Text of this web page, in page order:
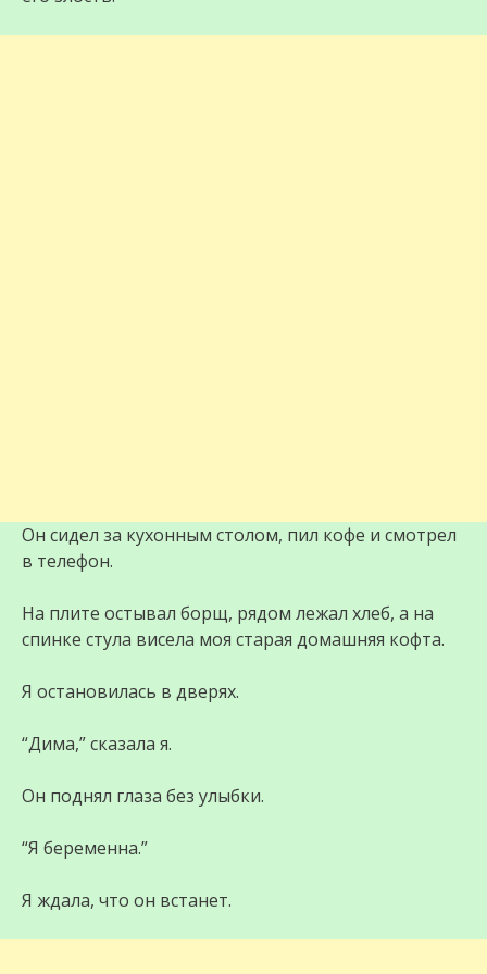
Он сидел за кухонным столом, пил кофе и смотрел
в телефон.
На плите остывал борщ, рядом лежал хлеб, а на
спинке стула висела моя старая домашняя кофта.
Я остановилась в дверях.
“Дима,” сказала я.
Он поднял глаза без улыбки.
“Я беременна.”
Я ждала, что он встанет.